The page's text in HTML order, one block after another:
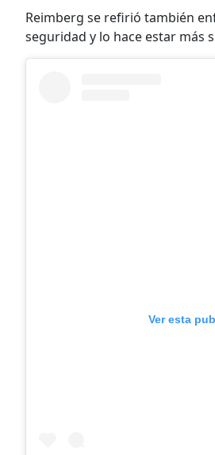
Reimberg se refirió también
seguridad y lo hace estar más
Ver esta